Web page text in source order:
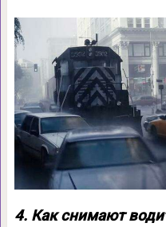
4. Как снимают